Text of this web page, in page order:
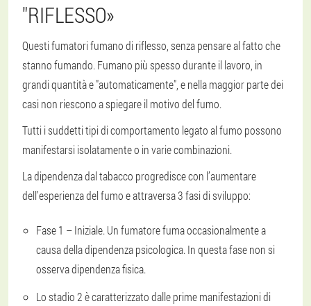
"RIFLESSO»
Questi fumatori fumano di riflesso, senza pensare al fatto che
stanno fumando. Fumano più spesso durante il lavoro, in
grandi quantità e "automaticamente", e nella maggior parte dei
casi non riescono a spiegare il motivo del fumo.
Tutti i suddetti tipi di comportamento legato al fumo possono
manifestarsi isolatamente o in varie combinazioni.
La dipendenza dal tabacco progredisce con l’aumentare
dell’esperienza del fumo e attraversa 3 fasi di sviluppo:
Fase 1 – Iniziale. Un fumatore fuma occasionalmente a
causa della dipendenza psicologica. In questa fase non si
osserva dipendenza fisica.
Lo stadio 2 è caratterizzato dalle prime manifestazioni di